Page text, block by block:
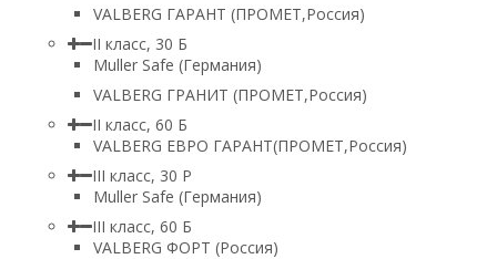
VALBERG ГАРАНТ (ПРОМЕТ,Россия)
II класс, 30 Б
Muller Safe (Германия)
VALBERG ГРАНИТ (ПРОМЕТ,Россия)
II класс, 60 Б
VALBERG ЕВРО ГАРАНТ(ПРОМЕТ,Россия)
III класс, 30 Р
Muller Safe (Германия)
III класс, 60 Б
VALBERG ФОРТ (Россия)